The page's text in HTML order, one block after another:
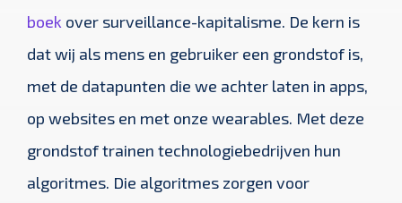
boek over surveillance-kapitalisme. De kern is
dat wij als mens en gebruiker een grondstof is,
met de datapunten die we achter laten in apps,
op websites en met onze wearables. Met deze
grondstof trainen technologiebedrijven hun
algoritmes. Die algoritmes zorgen voor